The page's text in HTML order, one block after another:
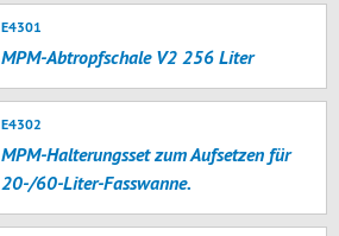
E4301
MPM-Abtropfschale V2 256 Liter
E4302
MPM-Halterungsset zum Aufsetzen für
20-/60-Liter-Fasswanne.